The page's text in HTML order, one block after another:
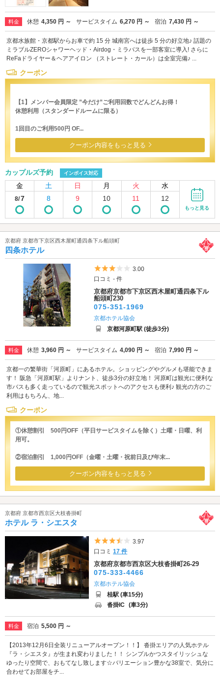
料金 休憩 4,350 円 ～ サービスタイム 6,270 円 ～ 宿泊 7,430 円 ～
京都水族館・京都駅からお車で約 15 分 城南宮へは徒歩 5 分の好立地♪ 話題の
ミラブルZEROシャワーヘッド・Airdog・ミラバスを一部客室に導入! さらに
ReFaドライヤー＆ヘアアイロン （ストレート・カール）は全室完備♪ ...
クーポン
【1】メンバー会員限定 ”今だけ”ご利用回数でどんどんお得！
休憩利用（スタンダードルームに限る）
1回目のご利用500円 OF...
クーポン内容をもっと見る
カップルズ予約 インボイス対応
金 土 日 月 火 水
8/7 8 9 10 11 12
もっと見る
京都府 京都市下京区西木屋町通四条下ル船頭町
四条ホテル
5つ星のうち3
3.00
口コミ - 件
京都府京都市下京区西木屋町通四条下ル
船頭町230
075-351-1969
京都ホテル協会
京都河原町駅 (徒歩3分)
料金 休憩 3,960 円 ～ サービスタイム 4,090 円 ～ 宿泊 7,990 円 ～
京都一の繁華街「河原町」にあるホテル。ショッピングやグルメも堪能できま
す！ 阪急「河原町駅」よりナント、徒歩3分の好立地！ 河原町は観光に便利な
市バスも多く走っているので観光スポットへのアクセスも便利♪ 観光の方のご
利用はもちろん、地...
クーポン
①休憩割引 500円OFF（平日サービスタイムを除く）土曜・日曜、利
用可。
②宿泊割引 1,000円OFF（金曜・土曜・祝前日及び年末...
クーポン内容をもっと見る
京都府 京都市西京区大枝沓掛町
ホテル ラ・シエスタ
5つ星のうち3.5
3.97
口コミ17 件
京都府京都市西京区大枝沓掛町26-29
075-333-4466
京都ホテル協会
桂駅 (車15分)
沓掛IC (車3分)
料金 宿泊 5,500 円 ～
【2013年12月6日全装リニューアルオープン！！】 沓掛エリアの人気ホテル
『ラ・シエスタ』が生まれ変わりました！！ シンプルかつスタイリッシュな
ゆったり空間で、おもてなし致します☆バリエーション豊かな38室で、気分に
合わせてお部屋をチ...